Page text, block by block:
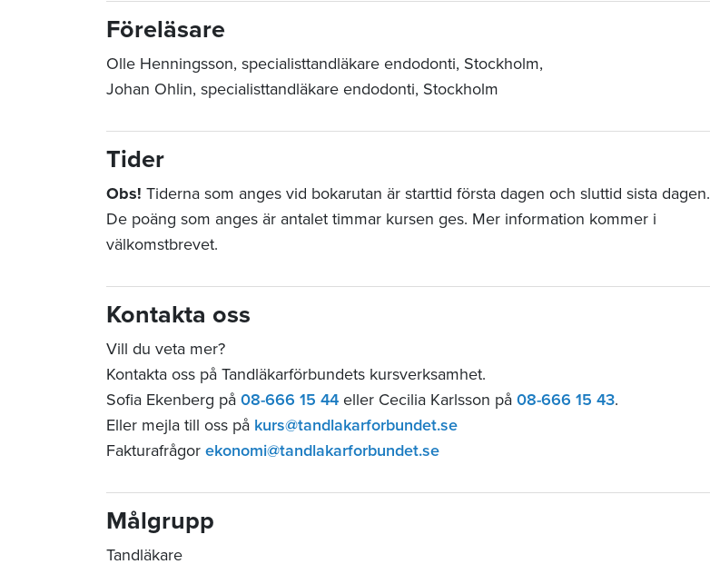
Föreläsare
Olle Henningsson, specialisttandläkare endodonti, Stockholm,
Johan Ohlin, specialisttandläkare endodonti, Stockholm
Tider
Obs! Tiderna som anges vid bokarutan är starttid första dagen och sluttid sista dagen.
De poäng som anges är antalet timmar kursen ges. Mer information kommer i
välkomstbrevet.
Kontakta oss
Vill du veta mer?
Kontakta oss på Tandläkarförbundets kursverksamhet.
Sofia Ekenberg på 08-666 15 44 eller Cecilia Karlsson på 08-666 15 43.
Eller mejla till oss på kurs@tandlakarforbundet.se
Fakturafrågor ekonomi@tandlakarforbundet.se
Målgrupp
Tandläkare